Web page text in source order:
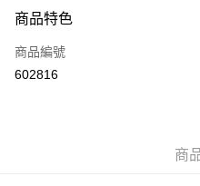
信用卡
Apple Pay
商品特色
商品編號
602816
商